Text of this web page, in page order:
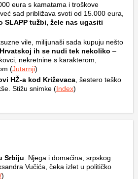
eura s kamatama i troškove
sad približava svoti od 15.000 eura,
SLAPP tužbi, žele nas ugasiti
vile, milijunaši sada kupuju nešto
ih se nudi tek nekoliko –
nekretnine s karakterom,
(Jutarnji)
HŽ-a kod Križevaca , šestero teško
Stižu snimke (Index)
Srbiju . Njega i domaćina, srpskog
Vučića, čeka izlet u političko
)